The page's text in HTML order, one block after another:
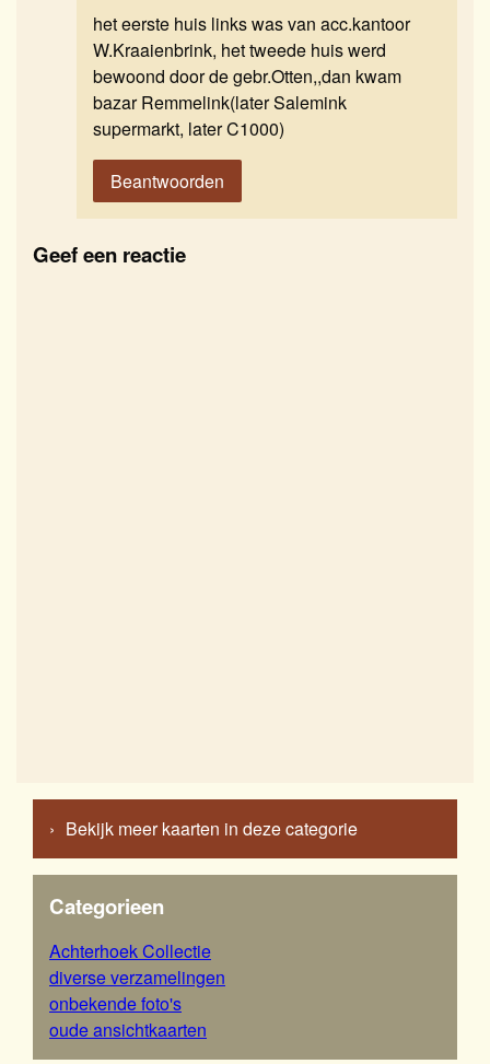
het eerste huis links was van acc.kantoor
W.Kraaienbrink, het tweede huis werd
bewoond door de gebr.Otten,,dan kwam
bazar Remmelink(later Salemink
supermarkt, later C1000)
Beantwoorden
Geef een reactie
Bekijk meer kaarten in deze categorie
Categorieen
Achterhoek Collectie
diverse verzamelingen
onbekende foto's
oude ansichtkaarten